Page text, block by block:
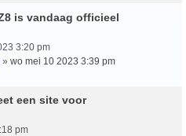
is vandaag officieel
3:20 pm
» wo mei 10 2023 3:39 pm
een site voor
pm